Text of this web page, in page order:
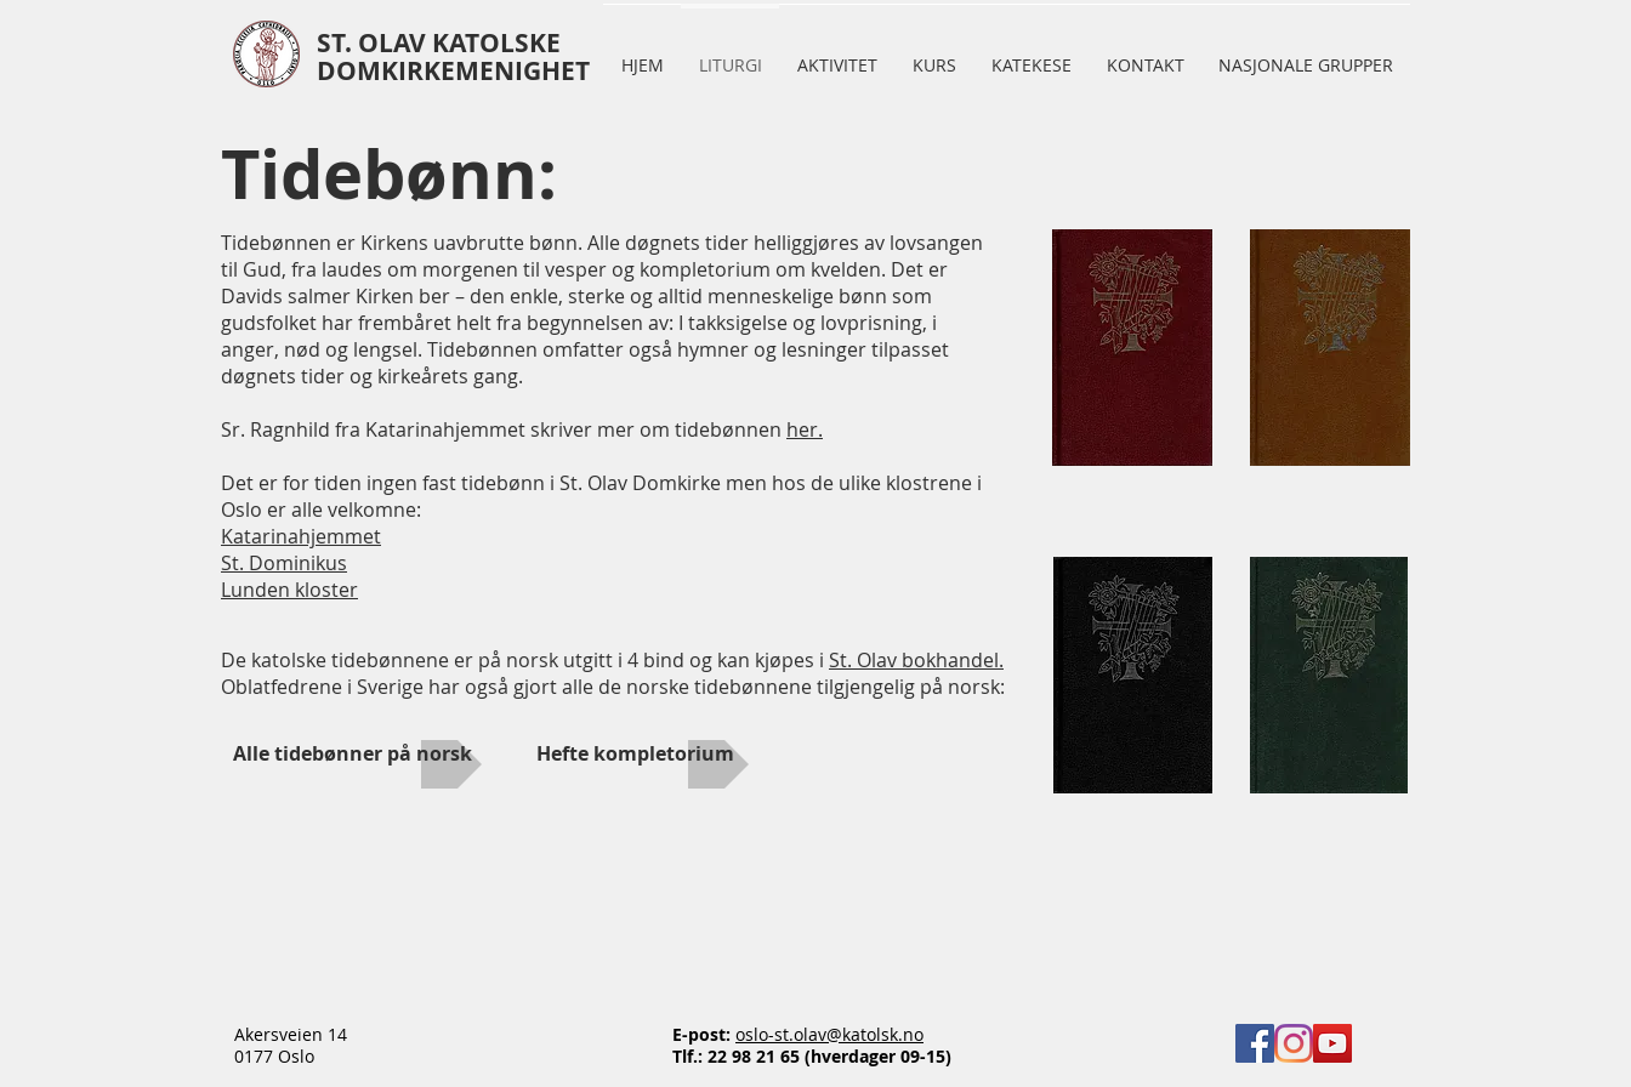
ST. OLAV KATOLSKE
DOMKIRKEMENIGHET HJEM LITURGI AKTIVITET KURS KATEKESE KONTAKT NASJONALE GRUPPER
Tidebønn:
Tidebønnen er Kirkens uavbrutte bønn. Alle døgnets tider helliggjøres av lovsangen
til Gud, fra laudes om morgenen til vesper og kompletorium om kvelden. Det er
Davids salmer Kirken ber – den enkle, sterke og alltid menneskelige bønn som
gudsfolket har frembåret helt fra begynnelsen av: I takksigelse og lovprisning, i
anger, nød og lengsel. Tidebønnen omfatter også hymner og lesninger tilpasset
døgnets tider og kirkeårets gang.
Sr. Ragnhild fra Katarinahjemmet skriver mer om tidebønnen her.
Det er for tiden ingen fast tidebønn i St. Olav Domkirke men hos de ulike klostrene i
Oslo er alle velkomne:
Katarinahjemmet
St. Dominikus
Lunden kloster
De katolske tidebønnene er på norsk utgitt i 4 bind og kan kjøpes i St. Olav bokhandel.
Oblatfedrene i Sverige har også gjort alle de norske tidebønnene tilgjengelig på norsk:
Alle tidebønner på norsk Hefte kompletorium
Akersveien 14
0177 Oslo
E-post: oslo-st.olav@katolsk.no
Tlf.: 22 98 21 65 (hverdager 09-15)